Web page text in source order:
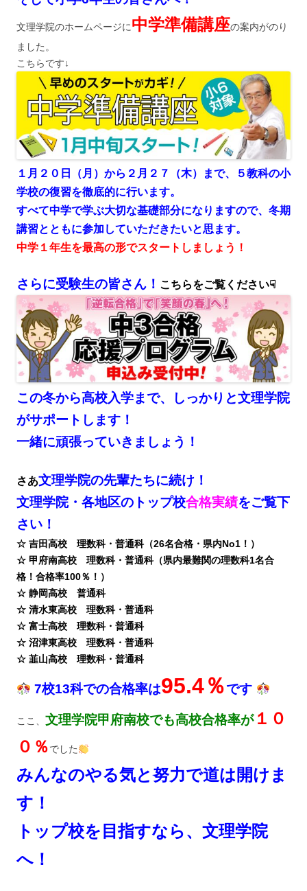
文理学院のホームページに中学準備講座の案内がのり
ました。
こちらです↓
１月２０日（月）から２月２７（木）まで、５教科の小
学校の復習を徹底的に行います。
すべて中学で学ぶ大切な基礎部分になりますので、冬期
講習とともに参加していただきたいと思ます。
中学１年生を最高の形でスタートしましょう！
さらに受験生の皆さん！ こちらをご覧ください☟
この冬から高校入学まで、しっかりと文理学院
がサポートします！
一緒に頑張っていきましょう！
さあ文理学院の先輩たちに続け！
文理学院・各地区のトップ校合格実績をご覧下
さい！
☆ 吉田高校 理数科・普通科（26名合格・県内No1！）
☆ 甲府南高校 理数科・普通科（県内最難関の理数科1名合
格！合格率100％！）
☆ 静岡高校 普通科
☆ 清水東高校 理数科・普通科
☆ 富士高校 理数科・普通科
☆ 沼津東高校 理数科・普通科
☆ 韮山高校 理数科・普通科
7校13科での合格率は95.4％です
ここ、 文理学院甲府南校でも高校合格率が１０
０％でした
みんなのやる気と努力で道は開けま
す！
トップ校を目指すなら、文理学院
へ！